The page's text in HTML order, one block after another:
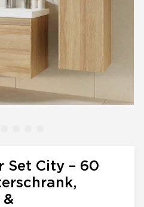
Set City – 60
&